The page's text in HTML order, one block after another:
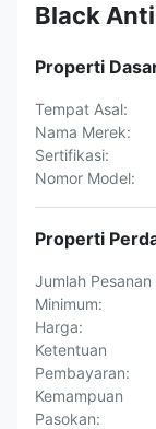
Black Anti
Properti
Tempat Asal:
Nama Merek:
Sertifikasi:
Nomor Model:
Properti
Jumlah Pesanan
Minimum:
Harga:
Ketentuan
Pembayaran:
Kemampuan
Pasokan: